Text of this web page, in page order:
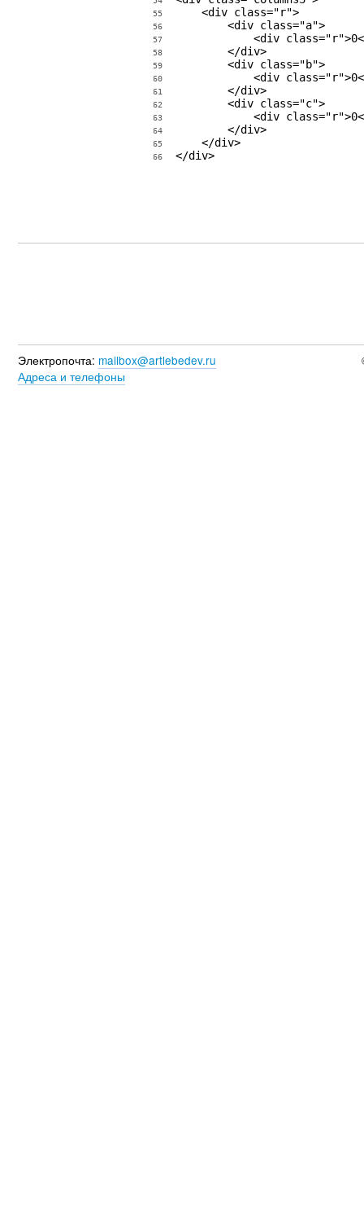
55
56
57
58
59
60
61
62
63
64
65
66
    <div class="r">
        <div class="a">
<div
        </div>
        <div class="b">
<div
        </div>
        <div class="c">
<div
        </div>
    </div>
</div>
Электропочта: mailbox@artlebedev.ru
Адреса и телефоны